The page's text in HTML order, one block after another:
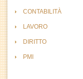
CONTABILITÀ
LAVORO
DIRITTO
PMI